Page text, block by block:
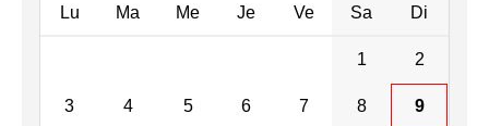
Lu Ma Me Je Ve Sa Di
1 2
3 4 5 6 7 8 9